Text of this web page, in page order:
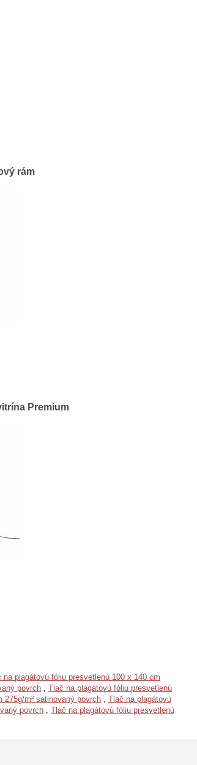
rám
Premium
na plagátovú fóliu presvetlenú 100 x 140 cm
povrch , Tlač na plagátovú fóliu presvetlenú
m² satinovaný povrch , Tlač na plagátovú
povrch , Tlač na plagátovú fóliu presvetlenú